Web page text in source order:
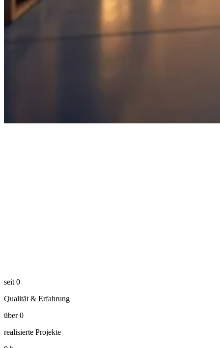
seit 0
Qualität & Erfahrung
über 0
realisierte Projekte